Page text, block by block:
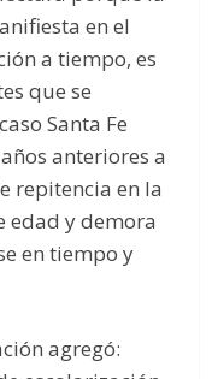
en el
a tiempo, es
que se
Santa Fe
anteriores a
repitencia en la
edad y demora
en tiempo y
agregó: